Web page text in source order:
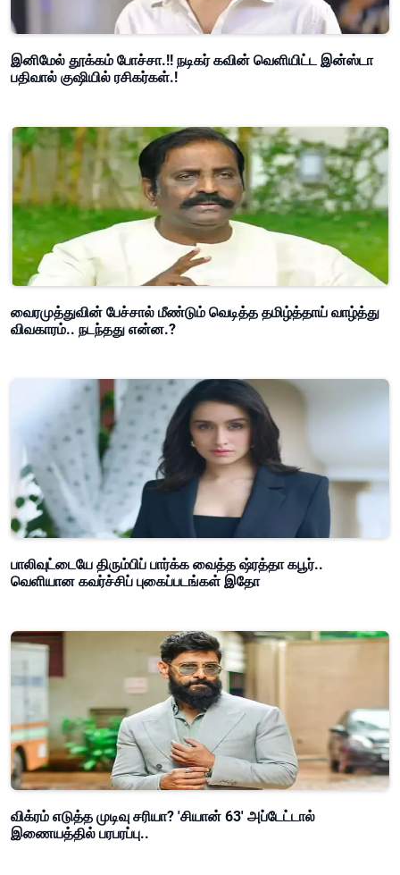
இனிமேல் தூக்கம் போச்சா.!! நடிகர் கவின் வெளியிட்ட இன்ஸ்டா
பதிவால் குஷியில் ரசிகர்கள்.!
வைரமுத்துவின் பேச்சால் மீண்டும் வெடித்த தமிழ்த்தாய் வாழ்த்து
விவகாரம்.. நடந்தது என்ன.?
பாலிவுட்டையே திரும்பிப் பார்க்க வைத்த ஷ்ரத்தா கபூர்..
வெளியான கவர்ச்சிப் புகைப்படங்கள் இதோ
விக்ரம் எடுத்த முடிவு சரியா? 'சியான் 63' அப்டேட்டால்
இணையத்தில் பரபரப்பு..